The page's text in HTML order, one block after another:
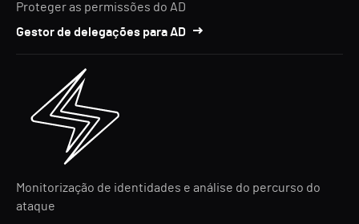
Proteger as permissões do AD
Gestor de delegações para AD
Monitorização de identidades e análise do percurso do
ataque